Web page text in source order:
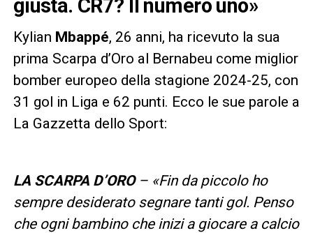
giusta. CR7? Il numero uno»
Kylian Mbappé, 26 anni, ha ricevuto la sua
prima Scarpa d’Oro al Bernabeu come miglior
bomber europeo della stagione 2024-25, con
31 gol in Liga e 62 punti. Ecco le sue parole a
La Gazzetta dello Sport:
LA SCARPA D’ORO – «Fin da piccolo ho
sempre desiderato segnare tanti gol. Penso
che ogni bambino che inizi a giocare a calcio